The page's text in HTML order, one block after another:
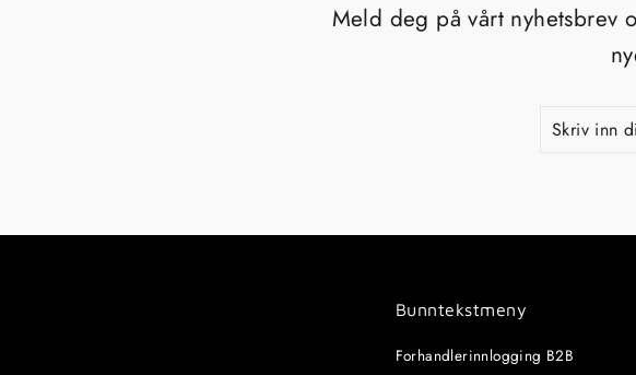
Meld deg på vårt nyhetsbrev
Bunntekstmeny
Forhandlerinnlogging B2B